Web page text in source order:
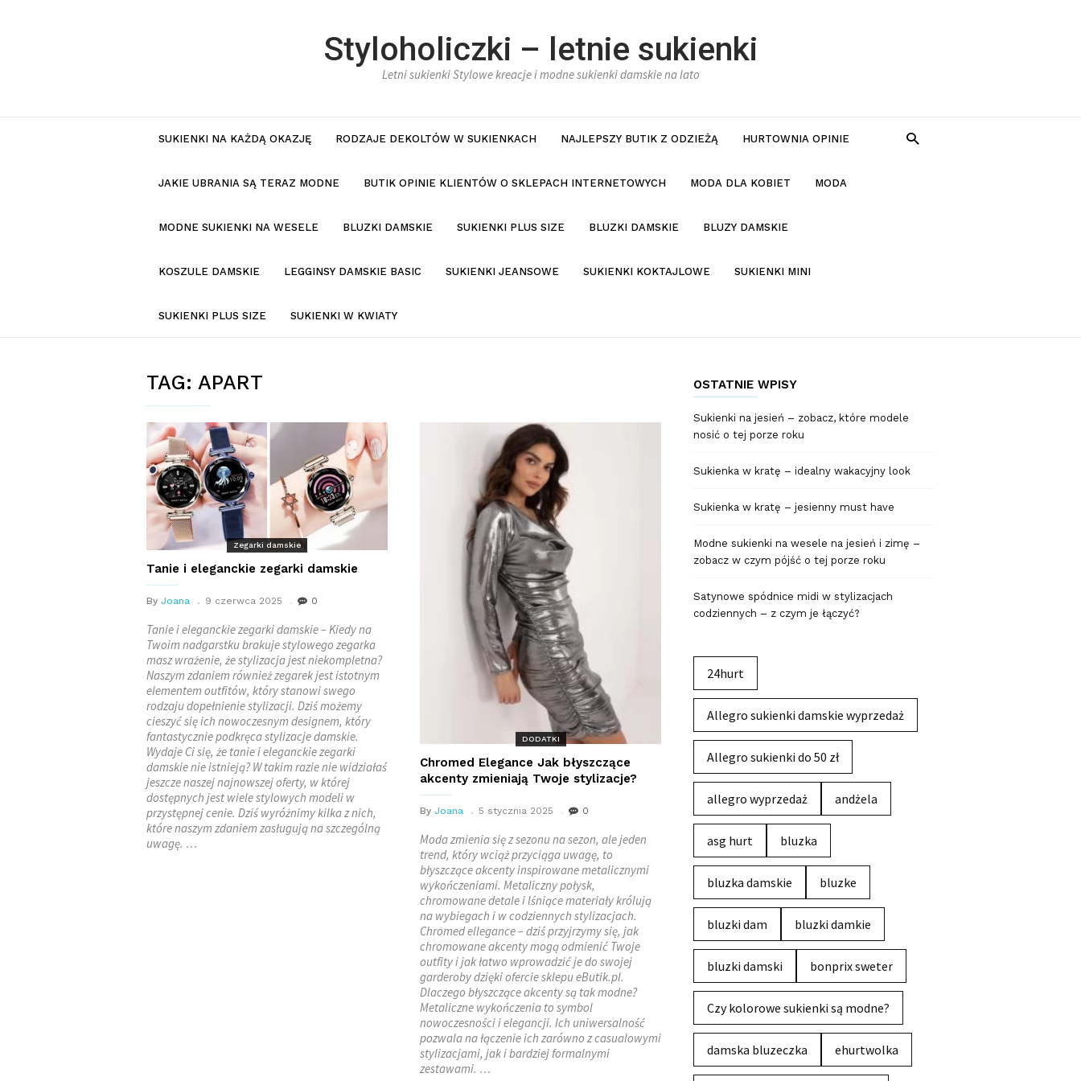
Styloholiczki – letnie sukienki
Letni sukienki Stylowe kreacje i modne sukienki damskie na lato
SUKIENKI NA KAŻDĄ OKAZJĘ RODZAJE DEKOLTÓW W SUKIENKACH NAJLEPSZY BUTIK Z ODZIEŻĄ HURTOWNIA OPINIE
JAKIE UBRANIA SĄ TERAZ MODNE BUTIK OPINIE KLIENTÓW O SKLEPACH INTERNETOWYCH MODA DLA KOBIET MODA
MODNE SUKIENKI NA WESELE BLUZKI DAMSKIE SUKIENKI PLUS SIZE BLUZKI DAMSKIE BLUZY DAMSKIE
KOSZULE DAMSKIE LEGGINSY DAMSKIE BASIC SUKIENKI JEANSOWE SUKIENKI KOKTAJLOWE SUKIENKI MINI
SUKIENKI PLUS SIZE SUKIENKI W KWIATY
TAG: APART
Zegarki damskie
Tanie i eleganckie zegarki damskie
By Joana 9 czerwca 2025 0
Tanie i eleganckie zegarki damskie – Kiedy na
Twoim nadgarstku brakuje stylowego zegarka
masz wrażenie, że stylizacja jest niekompletna?
Naszym zdaniem również zegarek jest istotnym
elementem outfitów, który stanowi swego
rodzaju dopełnienie stylizacji. Dziś możemy
cieszyć się ich nowoczesnym designem, który
fantastycznie podkręca stylizacje damskie.
Wydaje Ci się, że tanie i eleganckie zegarki
damskie nie istnieją? W takim razie nie widziałaś
jeszcze naszej najnowszej oferty, w której
dostępnych jest wiele stylowych modeli w
przystępnej cenie. Dziś wyróżnimy kilka z nich,
które naszym zdaniem zasługują na szczególną
uwagę. …
DODATKI
Chromed Elegance Jak błyszczące
akcenty zmieniają Twoje stylizacje?
By Joana 5 stycznia 2025 0
Moda zmienia się z sezonu na sezon, ale jeden
trend, który wciąż przyciąga uwagę, to
błyszczące akcenty inspirowane metalicznymi
wykończeniami. Metaliczny połysk,
chromowane detale i lśniące materiały królują
na wybiegach i w codziennych stylizacjach.
Chromed ellegance – dziś przyjrzymy się, jak
chromowane akcenty mogą odmienić Twoje
outfity i jak łatwo wprowadzić je do swojej
garderoby dzięki ofercie sklepu eButik.pl.
Dlaczego błyszczące akcenty są tak modne?
Metaliczne wykończenia to symbol
nowoczesności i elegancji. Ich uniwersalność
pozwala na łączenie ich zarówno z casualowymi
stylizacjami, jak i bardziej formalnymi
zestawami. …
OSTATNIE WPISY
Sukienki na jesień – zobacz, które modele
nosić o tej porze roku
Sukienka w kratę – idealny wakacyjny look
Sukienka w kratę – jesienny must have
Modne sukienki na wesele na jesień i zimę –
zobacz w czym pójść o tej porze roku
Satynowe spódnice midi w stylizacjach
codziennych – z czym je łączyć?
24hurt
Allegro sukienki damskie wyprzedaż
Allegro sukienki do 50 zł
allegro wyprzedaż andżela
asg hurt bluzka
bluzka damskie bluzke
bluzki dam bluzki damkie
bluzki damski bonprix sweter
Czy kolorowe sukienki są modne?
damska bluzeczka ehurtwolka